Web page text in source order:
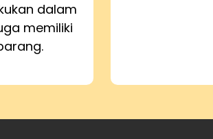
dalam
memiliki